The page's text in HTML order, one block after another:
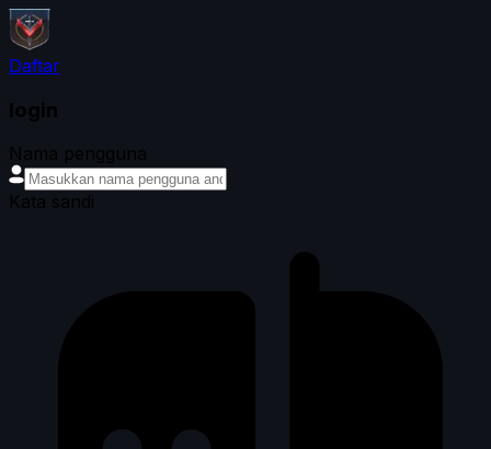
Daftar
login
Nama pengguna
Kata sandi